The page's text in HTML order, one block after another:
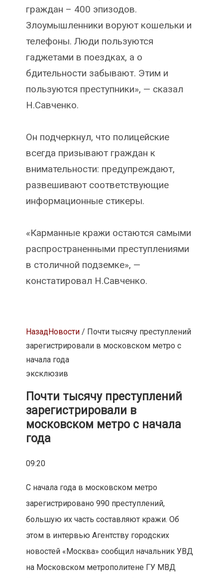
граждан – 400 эпизодов.
Злоумышленники воруют кошельки и
телефоны. Люди пользуются
гаджетами в поездках, а о
бдительности забывают. Этим и
пользуются преступники», — сказал
Н.Савченко.
Он подчеркнул, что полицейские
всегда призывают граждан к
внимательности: предупреждают,
развешивают соответствующие
информационные стикеры.
«Карманные кражи остаются самыми
распространенными преступлениями
в столичной подземке», —
констатировал Н.Савченко.
НазадНовости/ Почти тысячу преступлений
зарегистрировали в московском метро с
начала года
эксклюзив
Почти тысячу преступлений
зарегистрировали в
московском метро с начала
года
09:20
С начала года в московском метро
зарегистрировано 990 преступлений,
большую их часть составляют кражи. Об
этом в интервью Агентству городских
новостей «Москва» сообщил начальник УВД
на Московском метрополитене ГУ МВД